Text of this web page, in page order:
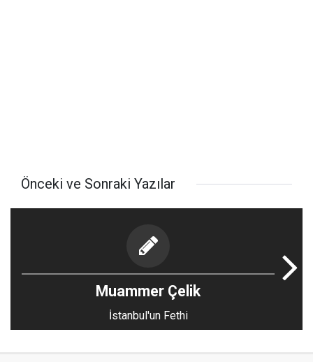
Önceki ve Sonraki Yazılar
Muammer Çelik
İstanbul'un Fethi